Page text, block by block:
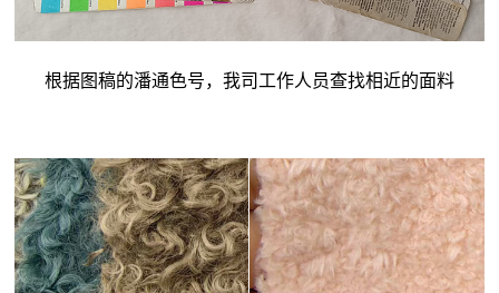
根据图稿的潘通色号，我司工作人员查找相近的面料